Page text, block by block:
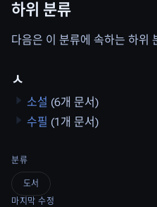
하위 분류
다음은 이 분류에 속하는 하위
ㅅ
소설 (6개 문서)
수필 (1개 문서)
분류
도서
마지막 수정